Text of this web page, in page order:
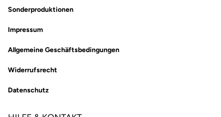
Sonderproduktionen
Impressum
Allgemeine Geschäftsbedingungen
Widerrufsrecht
Datenschutz